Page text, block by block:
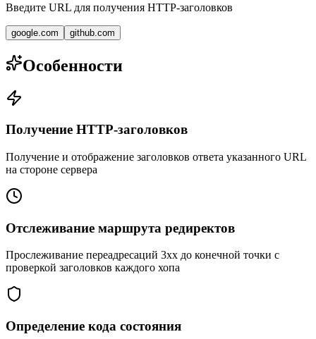
Введите URL для получения HTTP-заголовков
google.com github.com
Особенности
Получение HTTP-заголовков
Получение и отображение заголовков ответа указанного URL
на стороне сервера
Отслеживание маршрута редиректов
Прослеживание переадресаций 3xx до конечной точки с
проверкой заголовков каждого хопа
Определение кода состояния